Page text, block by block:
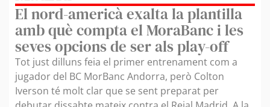
El nord-americà exalta la plantilla
amb què compta el MoraBanc i les
seves opcions de ser als play-off
Tot just dilluns feia el primer entrenament com a
jugador del BC MorBanc Andorra, però Colton
Iverson té molt clar que se sent preparat per